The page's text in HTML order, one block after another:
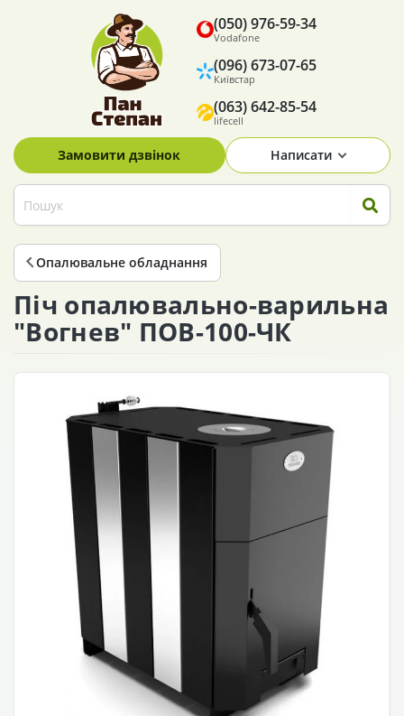
Vodafone
(050) 976-59-34
Київстар
(096) 673-07-65
lifecell
(063) 642-85-54
Замовити дзвінок Написати
Опалювальне обладнання
Піч опалювально-варильна
"Вогнев" ПОВ-100-ЧК